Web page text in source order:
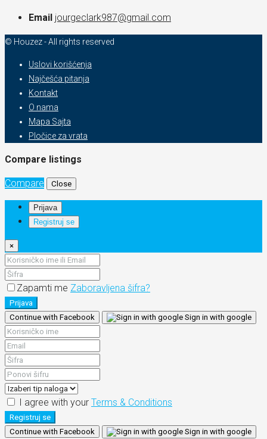
Email jourgeclark987@gmail.com
© Houzez - All rights reserved
Uslovi korišćenja
Najčešća pitanja
Kontakt
O nama
Mapa Sajta
Pločice za vrata
Compare listings
Compare Close
Prijava
Registruj se
×
Zapamti me Zaboravljena šifra?
Prijava
Continue with Facebook
Sign in with google
I agree with your Terms & Conditions
Registruj se
Continue with Facebook
Sign in with google